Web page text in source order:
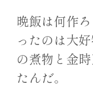
晩飯は何作
ったのは大
の煮物と金
たんだ。